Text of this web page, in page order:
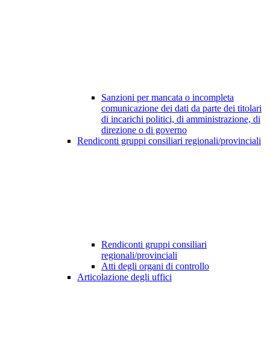
Sanzioni per mancata o incompleta
comunicazione dei dati da parte dei titolari
di incarichi politici, di amministrazione, di
direzione o di governo
Rendiconti gruppi consiliari regionali/provinciali
Rendiconti gruppi consiliari
regionali/provinciali
Atti degli organi di controllo
Articolazione degli uffici